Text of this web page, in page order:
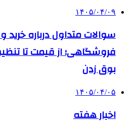
۱۴۰۵/۰۴/۰۹
سوالات متداول درباره
فروشگاهی؛ از قیمت تا
بوق زدن
۱۴۰۵/۰۴/۰۵
اخبار هفته